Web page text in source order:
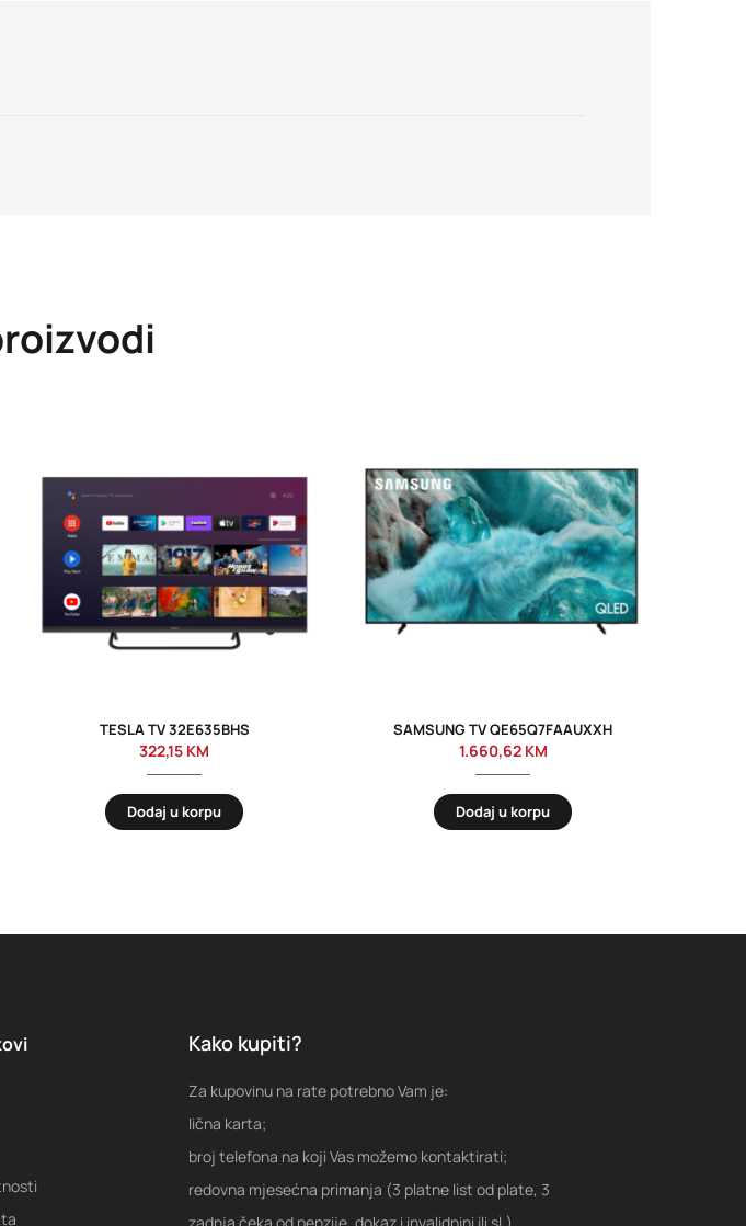
TESLA TV 32E635BHS
322,15 KM
Dodaj u korpu
SAMSUNG TV QE65Q7FAAUXXH
1.660,62 KM
Dodaj u korpu
Kako kupiti?
Za kupovinu na rate potrebno Vam je:
lična karta;
broj telefona na koji Vas možemo kontaktirati;
redovna mjesećna primanja (3 platne list od plate, 3